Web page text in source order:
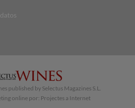
published by Selectus Magazines S.L.
online por: Projectes a Internet